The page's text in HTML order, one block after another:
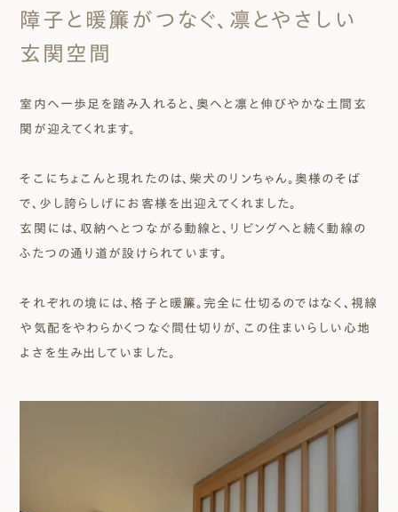
障子と暖簾がつなぐ、凛とやさしい
玄関空間
室内へ一歩足を踏み入れると、奥へと凛と伸びやかな土間玄
関が迎えてくれます。
そこにちょこんと現れたのは、柴犬のリンちゃん。奥様のそば
で、少し誇らしげにお客様を出迎えてくれました。
玄関には、収納へとつながる動線と、リビングへと続く動線の
ふたつの通り道が設けられています。
それぞれの境には、格子と暖簾。完全に仕切るのではなく、視線
や気配をやわらかくつなぐ間仕切りが、この住まいらしい心地
よさを生み出していました。